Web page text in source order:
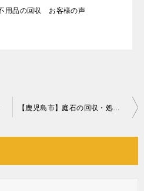
用品の回収 お客様の声
【鹿児島市】庭石の回収・処分ご依頼 お客様の声